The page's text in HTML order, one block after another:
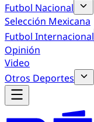
Futbol Nacional
Selección Mexicana
Futbol Internacional
Opinión
Video
Otros Deportes